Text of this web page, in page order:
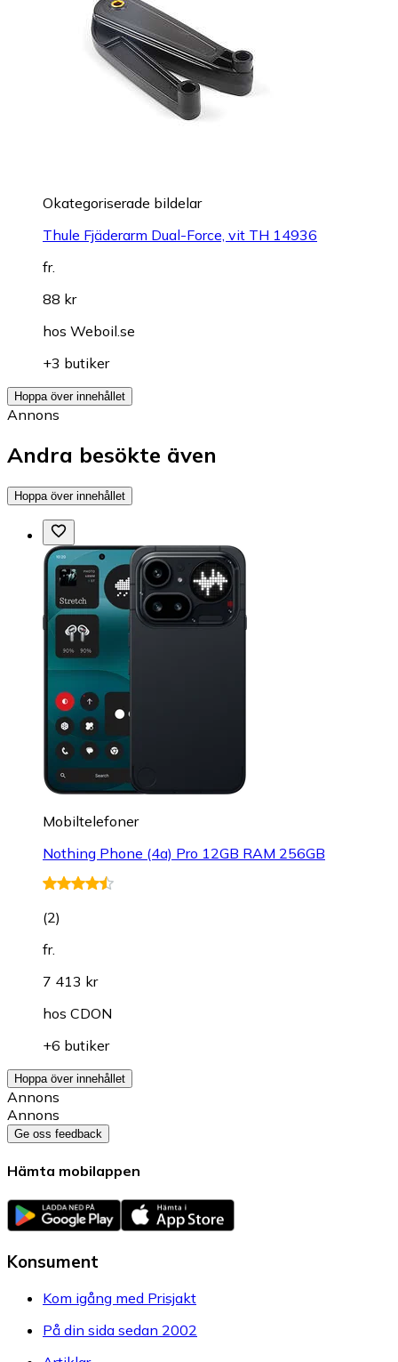
Okategoriserade bildelar
Thule Fjäderarm Dual-Force, vit TH 14936
fr.
88 kr
hos Weboil.se
+3 butiker
Hoppa över innehållet
Annons
Andra besökte även
Hoppa över innehållet
Mobiltelefoner
Nothing Phone (4a) Pro 12GB RAM 256GB
(2)
fr.
7 413 kr
hos CDON
+6 butiker
Hoppa över innehållet
Annons
Annons
Ge oss feedback
Hämta mobilappen
Konsument
Kom igång med Prisjakt
På din sida sedan 2002